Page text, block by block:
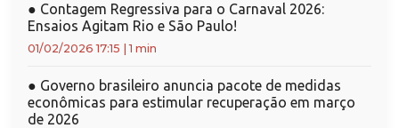
● Contagem Regressiva para o Carnaval 2026:
Ensaios Agitam Rio e São Paulo!
01/02/2026 17:15 |1 min
● Governo brasileiro anuncia pacote de medidas
econômicas para estimular recuperação em março
de 2026